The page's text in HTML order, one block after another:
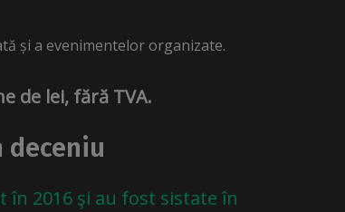
și a evenimentelor organizate.
de lei, fără TVA.
deceniu
în 2016 şi au fost sistate în